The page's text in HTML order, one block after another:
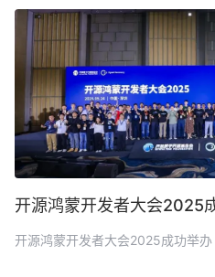
开源鸿蒙开发者大会2025
开源鸿蒙开发者大会2025成功举办